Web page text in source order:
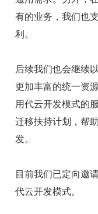
有的业务，我们也
利。
后续我们也会继续
更加丰富的统一资
用代云开发模式的
迁移扶持计划，帮
发。
目前我们已定向邀
代云开发模式。